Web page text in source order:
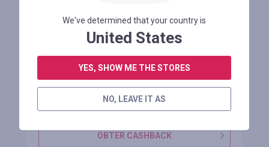
bicicleta elétrica RAYZEPH PRO30 52V
[EU DIRECT]
OBTER CASHBACK
We've determined that your country is
United States
YES, SHOW ME THE STORES
NO, LEAVE IT AS